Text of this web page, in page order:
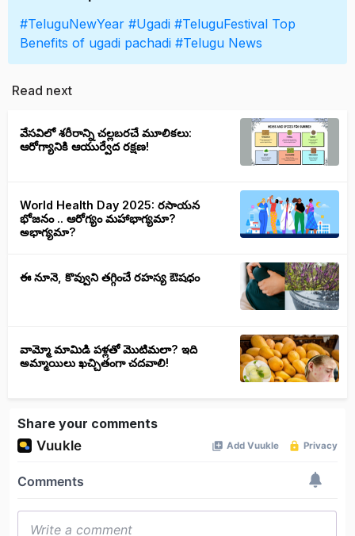
#TeluguNewYear #Ugadi #TeluguFestival Top
Benefits of ugadi pachadi #Telugu News
Read next
వేసవిలో శరీరాన్ని చల్లబరచే మూలికలు:
ఆరోగ్యానికి ఆయుర్వేద రక్షణ!
World Health Day 2025: రసాయన
భోజనం .. ఆరోగ్యం మహాభాగ్యమా?
అభాగ్యమా?
ఈ నూనె, కొవ్వుని తగ్గించే రహస్య ఔషధం
వామ్మో మామిడి పళ్లతో మొటిమలా? ఇది
అమ్మాయిలు ఖచ్చితంగా చదవాలి!
Share your comments